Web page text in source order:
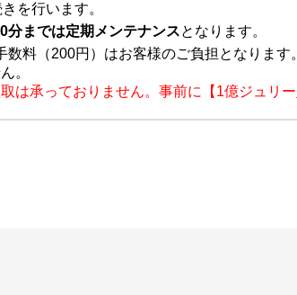
を行います。
分までは定期メンテナンスとなります。
数料（200円）はお客様のご負担となります。
。
は承っておりません。事前に【1億ジュリ